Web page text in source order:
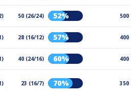
50 (26/24) 52% 500
28 (16/12) 57% 400
40 (24/16) 60% 400
23 (16/7) 70% 350